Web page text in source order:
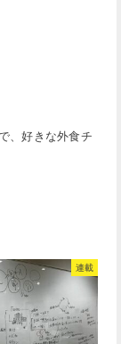
、好きな外食チ
連載